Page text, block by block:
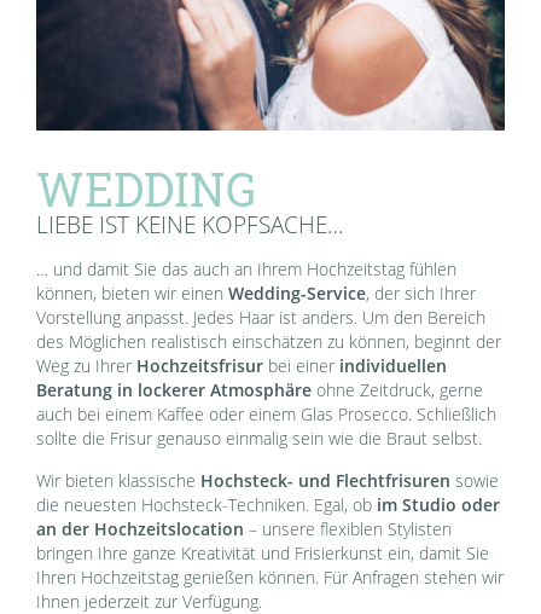
WEDDING
LIEBE IST KEINE KOPFSACHE…
… und damit Sie das auch an Ihrem Hochzeitstag fühlen
können, bieten wir einenWedding-Service, der sich Ihrer
Vorstellung anpasst. Jedes Haar ist anders. Um den Bereich
des Möglichen realistisch einschätzen zu können, beginnt der
Weg zu Ihrer Hochzeitsfrisur bei einer individuellen
Beratung in lockerer Atmosphäre ohne Zeitdruck, gerne
auch bei einem Kaffee oder einem Glas Prosecco. Schließlich
sollte die Frisur genauso einmalig sein wie die Braut selbst.
Wir bieten klassische Hochsteck- und Flechtfrisurensowie
die neuesten Hochsteck-Techniken. Egal, ob im Studio oder
an der Hochzeitslocation – unsere flexiblen Stylisten
bringen Ihre ganze Kreativität und Frisierkunst ein, damit Sie
Ihren Hochzeitstag genießen können. Für Anfragen stehen wir
Ihnen jederzeit zur Verfügung.